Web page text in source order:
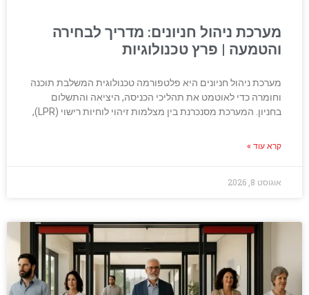
מערכת ניהול חניונים: מדריך לבחירה
והטמעה | פרץ טכנולוגיות
מערכת ניהול חניונים היא פלטפורמה טכנולוגית המשלבת תוכנה
וחומרה כדי לאוטמט את תהליכי הכניסה, היציאה והתשלום
בחניון. המערכת מסנכרנת בין מצלמות זיהוי לוחיות רישוי (LPR),
קרא עוד »
אוגוסט 8, 2026